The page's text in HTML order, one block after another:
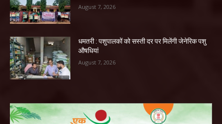
August 7, 2026
धमतरी : पशुपालकों को सस्ती दर पर मिलेंगी जेनेरिक पशु
औषधियां
August 7, 2026